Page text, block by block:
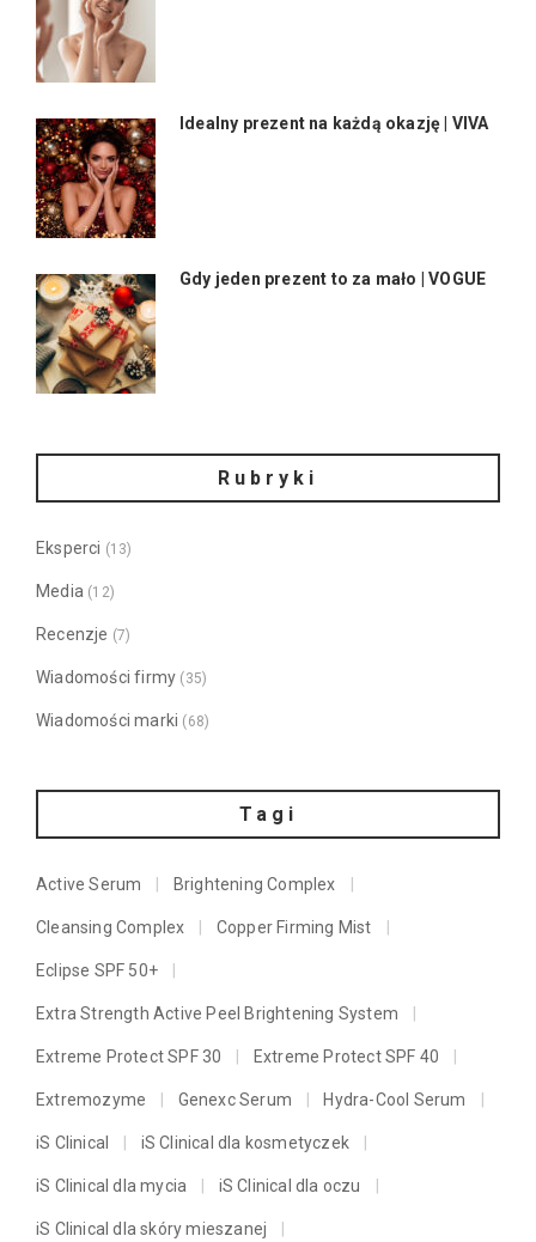
Idealny prezent na każdą okazję | VIVA
Gdy jeden prezent to za mało | VOGUE
Rubryki
Eksperci (13)
Media (12)
Recenzje (7)
Wiadomości firmy (35)
Wiadomości marki (68)
Tagi
Active Serum Brightening Complex
Cleansing Complex Copper Firming Mist
Eclipse SPF 50+
Extra Strength Active Peel Brightening System
Extreme Protect SPF 30 Extreme Protect SPF 40
Extremozyme Genexc Serum Hydra-Cool Serum
iS Clinical iS Clinical dla kosmetyczek
iS Clinical dla mycia iS Clinical dla oczu
iS Clinical dla skóry mieszanej